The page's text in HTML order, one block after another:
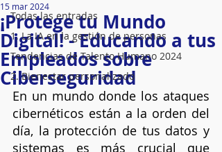
Todas las entradas
1. La IA en la gestión de personas
Tendencias de Talento Humano 2024
2. Bienestar personalizado
¡Protege tu Mundo
Digital! - Educando a tus
Empleados sobre
Ciberseguridad
15 mar 2024
En un mundo donde los ataques
cibernéticos están a la orden del
día, la protección de tus datos y
sistemas es más crucial que